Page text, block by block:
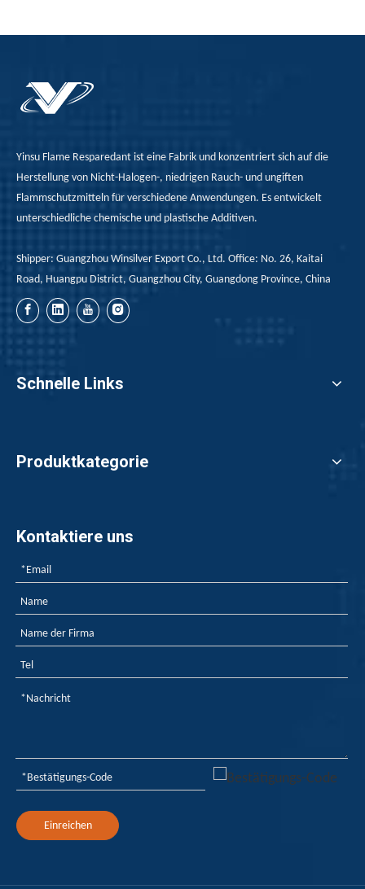
Yinsu Flame Resparedant ist eine Fabrik und konzentriert sich auf die
Herstellung von Nicht-Halogen-, niedrigen Rauch- und ungiften
Flammschutzmitteln für verschiedene Anwendungen. Es entwickelt
unterschiedliche chemische und plastische Additiven.
Shipper: Guangzhou Winsilver Export Co., Ltd. Office: No. 26, Kaitai
Road, Huangpu District, Guangzhou City, Guangdong Province, China
Schnelle Links
Produktkategorie
Kontaktiere uns
Einreichen